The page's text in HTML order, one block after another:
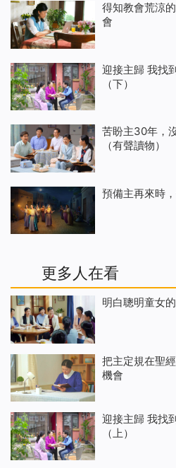
得知教會荒涼
會
迎接主歸 我找到了有聖靈作工的教會
（下）
苦盼主30年，
（有聲讀物）
預備主再來時
更多人在看
明白聰明童女
把主定規在聖
機會
迎接主歸 我找到了有聖靈作工的教會
（上）